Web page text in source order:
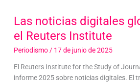
Las noticias digitales
el Reuters Institute
Periodismo/ 17 de junio de 2025
El Reuters Institute for the Study of
informe 2025 sobre noticias digitales. El